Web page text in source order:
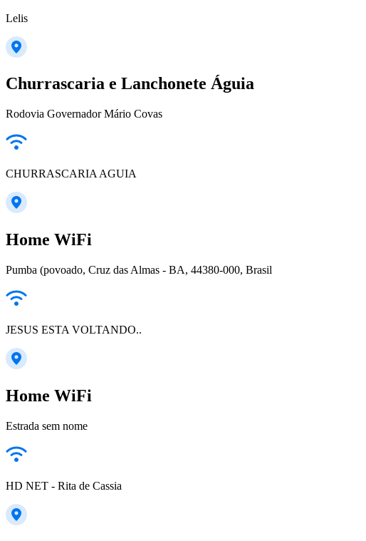
Lelis
Churrascaria e Lanchonete Águia
Rodovia Governador Mário Covas
CHURRASCARIA AGUIA
Home WiFi
Pumba (povoado, Cruz das Almas - BA, 44380-000, Brasil
JESUS ESTA VOLTANDO..
Home WiFi
Estrada sem nome
HD NET - Rita de Cassia